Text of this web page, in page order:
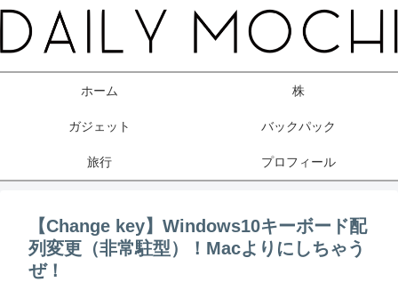
ホーム 株
ガジェット バックパック
旅行 プロフィール
【Change key】Windows10キーボード配
列変更（非常駐型）！Macよりにしちゃう
ぜ！